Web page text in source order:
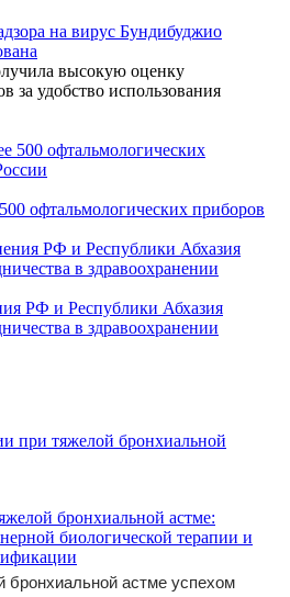
на вирус Бундибуджио
высокую оценку
за удобство использования
офтальмологических приборов
РФ и Республики Абхазия
в здравоохранении
бронхиальной астме:
биологической терапии и
бронхиальной астме успехом